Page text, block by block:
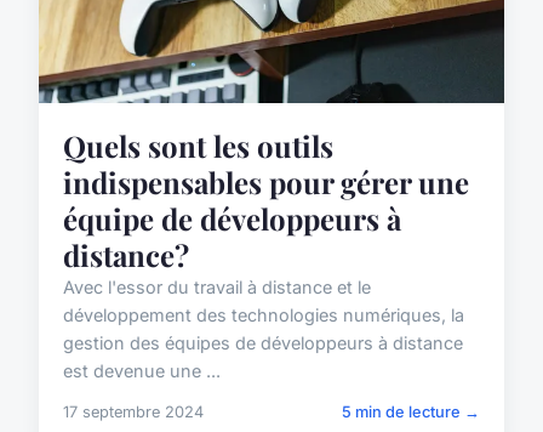
Quels sont les outils
indispensables pour gérer une
équipe de développeurs à
distance?
Avec l'essor du travail à distance et le
développement des technologies numériques, la
gestion des équipes de développeurs à distance
est devenue une ...
17 septembre 2024 5 min de lecture →